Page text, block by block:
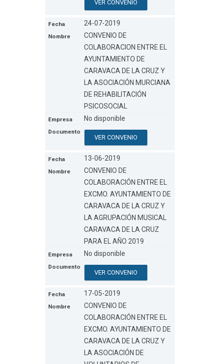
VER CONVENIO
24-07-2019
CONVENIO DE
COLABORACION ENTRE EL
AYUNTAMIENTO DE
CARAVACA DE LA CRUZ Y
LA ASOCIACIÓN MURCIANA
DE REHABILITACIÓN
PSICOSOCIAL
No disponible
VER CONVENIO
13-06-2019
CONVENIO DE
COLABORACIÓN ENTRE EL
EXCMO. AYUNTAMIENTO DE
CARAVACA DE LA CRUZ Y
LA AGRUPACIÓN MUSICAL
CARAVACA DE LA CRUZ
PARA EL AÑO 2019
No disponible
VER CONVENIO
17-05-2019
CONVENIO DE
COLABORACIÓN ENTRE EL
EXCMO. AYUNTAMIENTO DE
CARAVACA DE LA CRUZ Y
LA ASOCIACIÓN DE